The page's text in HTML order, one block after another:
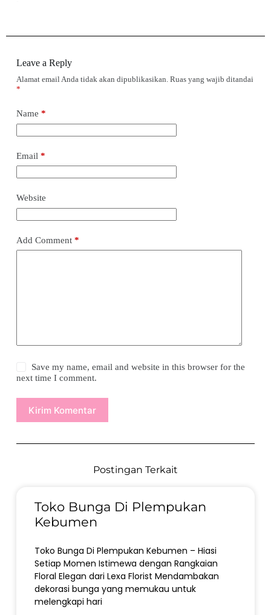
Leave a Reply
Alamat email Anda tidak akan dipublikasikan. Ruas yang wajib ditandai
*
Name *
Email *
Website
Add Comment*
Save my name, email and website in this browser for the
next time I comment.
Kirim Komentar
Postingan Terkait
Toko Bunga Di Plempukan
Kebumen
Toko Bunga Di Plempukan Kebumen – Hiasi
Setiap Momen Istimewa dengan Rangkaian
Floral Elegan dari Lexa Florist Mendambakan
dekorasi bunga yang memukau untuk
melengkapi hari